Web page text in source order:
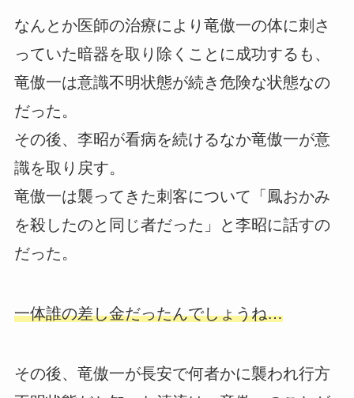
なんとか医師の治療により竜傲一の体に刺さ
っていた暗器を取り除くことに成功するも、
竜傲一は意識不明状態が続き危険な状態なの
だった。
その後、李昭が看病を続けるなか竜傲一が意
識を取り戻す。
竜傲一は襲ってきた刺客について「鳳おかみ
を殺したのと同じ者だった」と李昭に話すの
だった。
一体誰の差し金だったんでしょうね…
その後、竜傲一が長安で何者かに襲われ行方